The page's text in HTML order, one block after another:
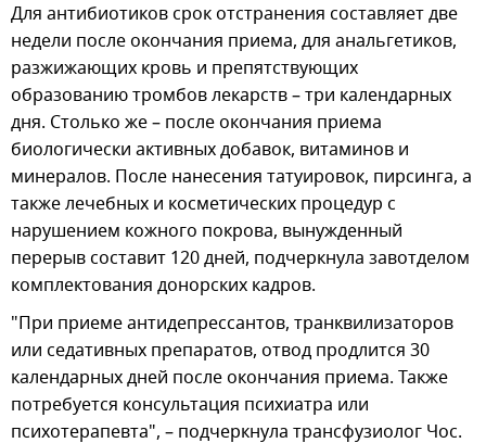
Для антибиотиков срок отстранения составляет две
недели после окончания приема, для анальгетиков,
разжижающих кровь и препятствующих
образованию тромбов лекарств – три календарных
дня. Столько же – после окончания приема
биологически активных добавок, витаминов и
минералов. После нанесения татуировок, пирсинга, а
также лечебных и косметических процедур с
нарушением кожного покрова, вынужденный
перерыв составит 120 дней, подчеркнула завотделом
комплектования донорских кадров.
"При приеме антидепрессантов, транквилизаторов
или седативных препаратов, отвод продлится 30
календарных дней после окончания приема. Также
потребуется консультация психиатра или
психотерапевта", – подчеркнула трансфузиолог Чос.